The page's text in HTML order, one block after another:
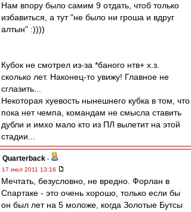
Нам впору было самим 9 отдать, чтоб только
избавиться, а тут "не было ни гроша и вдруг
алтын" :))))
Кубок не смотрел из-за *баного нтв+ х.з.
сколько лет. Наконец-то увижу! Главное не
сглазить...
Некоторая хуевость нынешнего кубка в том, что
пока нет чемпа, командам не смысла ставить
дубли и имхо мало кто из ПЛ вылетит на этой
стадии...
Quarterback -
17 июл 2011 13:16
Мечтать, безусловно, не вредно. Форлан в
Спартаке - это очень хорошо, только если бы
он был лет на 5 моложе, когда Золотые Бутсы